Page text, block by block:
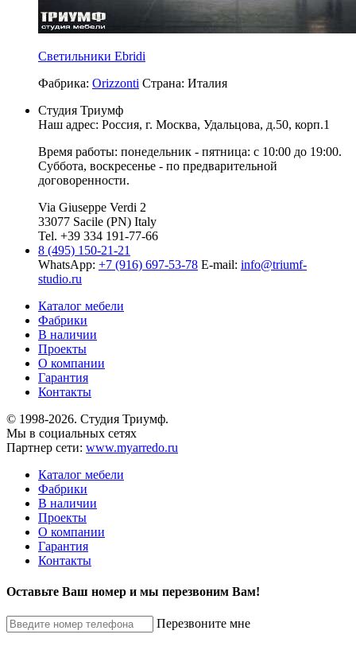
Светильники Ebridi
Фабрика: Orizzonti Страна: Италия
Студия Триумф
Наш адрес: Россия, г. Москва, Удальцова, д.50, корп.1
Время работы: понедельник - пятница: с 10:00 до 19:00.
Суббота, воскресенье - по предварительной
договоренности.
Via Giuseppe Verdi 2
33077 Sacile (PN) Italy
Tel. +39 334 191-77-66
8 (495) 150-21-21
WhatsApp: +7 (916) 697-53-78 E-mail: info@triumf-
studio.ru
Каталог мебели
Фабрики
В наличии
Проекты
О компании
Гарантия
Контакты
© 1998-2026. Студия Триумф.
Мы в социальных сетях
Партнер сети: www.myarredo.ru
Каталог мебели
Фабрики
В наличии
Проекты
О компании
Гарантия
Контакты
Оставьте Ваш номер и мы перезвоним Вам!
Перезвоните мне